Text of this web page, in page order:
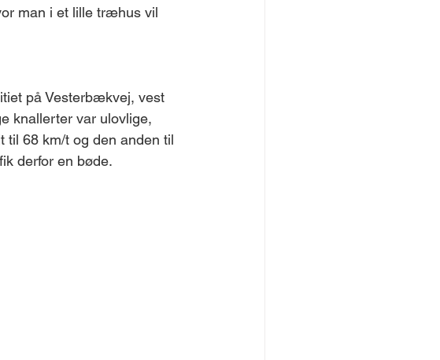
man i et lille træhus vil
på Vesterbækvej, vest
knallerter var ulovlige,
til 68 km/t og den anden til
derfor en bøde.